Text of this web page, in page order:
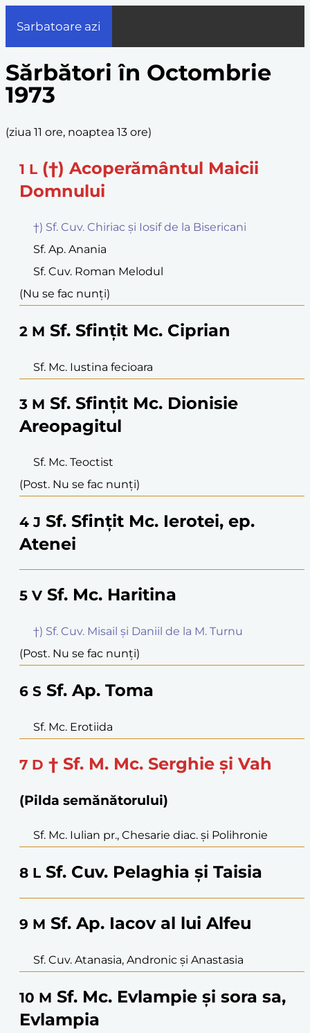
Sarbatoare azi
Sărbători în Octombrie
1973
(ziua 11 ore, noaptea 13 ore)
1 L (†) Acoperământul Maicii
Domnului
†) Sf. Cuv. Chiriac și Iosif de la Bisericani
Sf. Ap. Anania
Sf. Cuv. Roman Melodul
(Nu se fac nunți)
2 M Sf. Sfințit Mc. Ciprian
Sf. Mc. Iustina fecioara
3 M Sf. Sfințit Mc. Dionisie
Areopagitul
Sf. Mc. Teoctist
(Post. Nu se fac nunți)
4 J Sf. Sfințit Mc. Ierotei, ep.
Atenei
5 V Sf. Mc. Haritina
†) Sf. Cuv. Misail și Daniil de la M. Turnu
(Post. Nu se fac nunți)
6 S Sf. Ap. Toma
Sf. Mc. Erotiida
7 D † Sf. M. Mc. Serghie și Vah
(Pilda semănătorului)
Sf. Mc. Iulian pr., Chesarie diac. și Polihronie
8 L Sf. Cuv. Pelaghia și Taisia
9 M Sf. Ap. Iacov al lui Alfeu
Sf. Cuv. Atanasia, Andronic și Anastasia
10 M Sf. Mc. Evlampie și sora sa,
Evlampia